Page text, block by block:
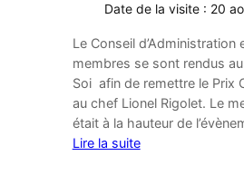
Date de la visite : 20
Le Conseil d’Administration
membres se sont rendus
Soi afin de remettre le Prix
au chef Lionel Rigolet. Le
était à la hauteur de
Lire la suite